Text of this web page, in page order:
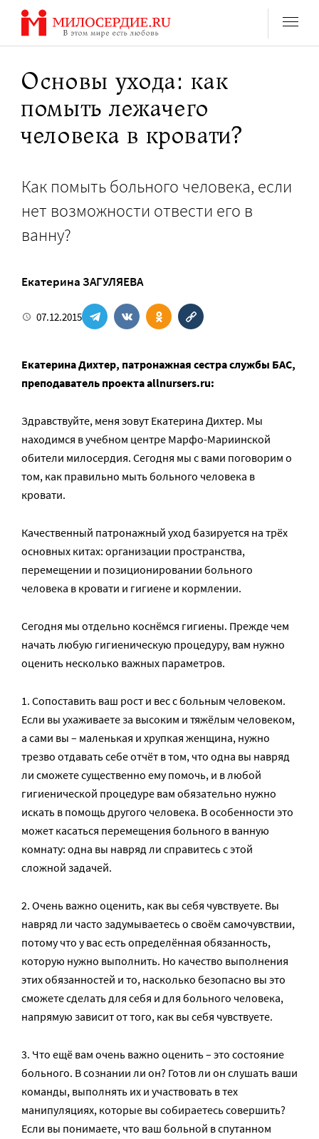
Перейти
содержанию
Основы ухода: как
помыть лежачего
человека в кровати?
Как помыть больного человека, если
нет возможности отвести его в
ванну?
Екатерина ЗАГУЛЯЕВА
07.12.2015
Екатерина Дихтер, патронажная сестра службы БАС,
преподаватель проекта allnursers.ru:
Здравствуйте, меня зовут Екатерина Дихтер. Мы
находимся в учебном центре Марфо-Мариинской
обители милосердия. Сегодня мы с вами поговорим о
том, как правильно мыть больного человека в
кровати.
Качественный патронажный уход базируется на трёх
основных китах: организации пространства,
перемещении и позиционировании больного
человека в кровати и гигиене и кормлении.
Сегодня мы отдельно коснёмся гигиены. Прежде чем
начать любую гигиеническую процедуру, вам нужно
оценить несколько важных параметров.
1. Сопоставить ваш рост и вес с больным человеком.
Если вы ухаживаете за высоким и тяжёлым человеком,
а сами вы – маленькая и хрупкая женщина, нужно
трезво отдавать себе отчёт в том, что одна вы навряд
ли сможете существенно ему помочь, и в любой
гигиенической процедуре вам обязательно нужно
искать в помощь другого человека. В особенности это
может касаться перемещения больного в ванную
комнату: одна вы навряд ли справитесь с этой
сложной задачей.
2. Очень важно оценить, как вы себя чувствуете. Вы
навряд ли часто задумываетесь о своём самочувствии,
потому что у вас есть определённая обязанность,
которую нужно выполнить. Но качество выполнения
этих обязанностей и то, насколько безопасно вы это
сможете сделать для себя и для больного человека,
напрямую зависит от того, как вы себя чувствуете.
3. Что ещё вам очень важно оценить – это состояние
больного. В сознании ли он? Готов ли он слушать ваши
команды, выполнять их и участвовать в тех
манипуляциях, которые вы собираетесь совершить?
Если вы понимаете, что ваш больной в спутанном